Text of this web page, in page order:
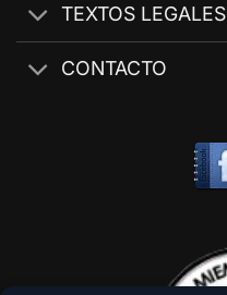
TEXTOS LEGALES
CONTACTO